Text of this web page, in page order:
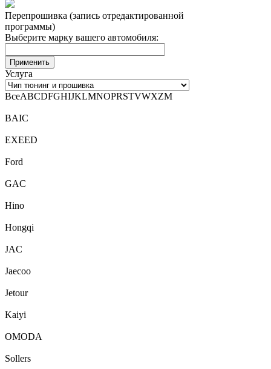
Перепрошивка (запись отредактированной
программы)
Выберите марку вашего автомобиля:
Услуга
ВсеABCDFGHIJKLMNOPRSTVWXZМ
BAIC
EXEED
Ford
GAC
Hino
Hongqi
JAC
Jaecoo
Jetour
Kaiyi
OMODA
Sollers